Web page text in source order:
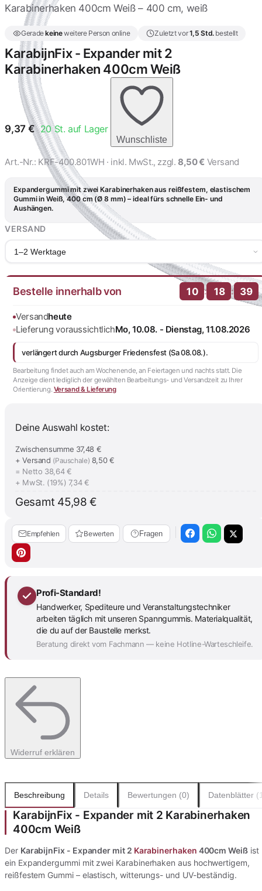
Karabinerhaken 60cm -
Expander mit 2
Karabinerhaken 70cm -
Karabinerhaken 400cm Weiß – 400 cm, weiß
Geradekeineweitere Person online Zuletzt vor1,5 Std.bestellt
KarabijnFix - Expander mit 2
Karabinerhaken 400cm Weiß
9,37 € 20St. auf Lager
Wunschliste
Art.-Nr.: KRF-400.801WH · inkl. MwSt., zzgl. 8,50 € Versand
Expandergummi mit zwei Karabinerhaken aus reißfestem, elastischem
Gummi in Weiß, 400 cm (Ø 8 mm) – ideal fürs schnelle Ein- und
Aushängen.
VERSAND
1–2 Werktage
Bestelle innerhalb von 10 : 18 : 38
Versandheute
Lieferung voraussichtlichMo, 10.08. - Dienstag, 11.08.2026
verlängert durch Augsburger Friedensfest (Sa 08.08.).
Bearbeitung findet auch am Wochenende, an Feiertagen und nachts statt. Die
Anzeige dient lediglich der gewählten Bearbeitungs- und Versandzeit zu Ihrer
Orientierung. Versand & Lieferung
Deine Auswahl kostet:
Zwischensumme 37,48 €
+ Versand (Pauschale) 8,50 €
= Netto 38,64 €
+ MwSt. (19%) 7,34 €
Gesamt 45,98 €
Empfehlen Bewerten Fragen
Profi-Standard!
Handwerker, Spediteure und Veranstaltungstechniker
arbeiten täglich mit unseren Spanngummis. Materialqualität,
die du auf der Baustelle merkst.
Beratung direkt vom Fachmann — keine Hotline-Warteschleife.
Widerruf erklären
Beschreibung Details Bewertungen (0) Datenblätter
KarabijnFix - Expander mit 2 Karabinerhaken
400cm Weiß
Der KarabijnFix - Expander mit 2 Karabinerhaken 400cm Weißist
ein Expandergummi mit zwei Karabinerhaken aus hochwertigem,
reißfestem Gummi – elastisch, witterungs- und UV-beständig.